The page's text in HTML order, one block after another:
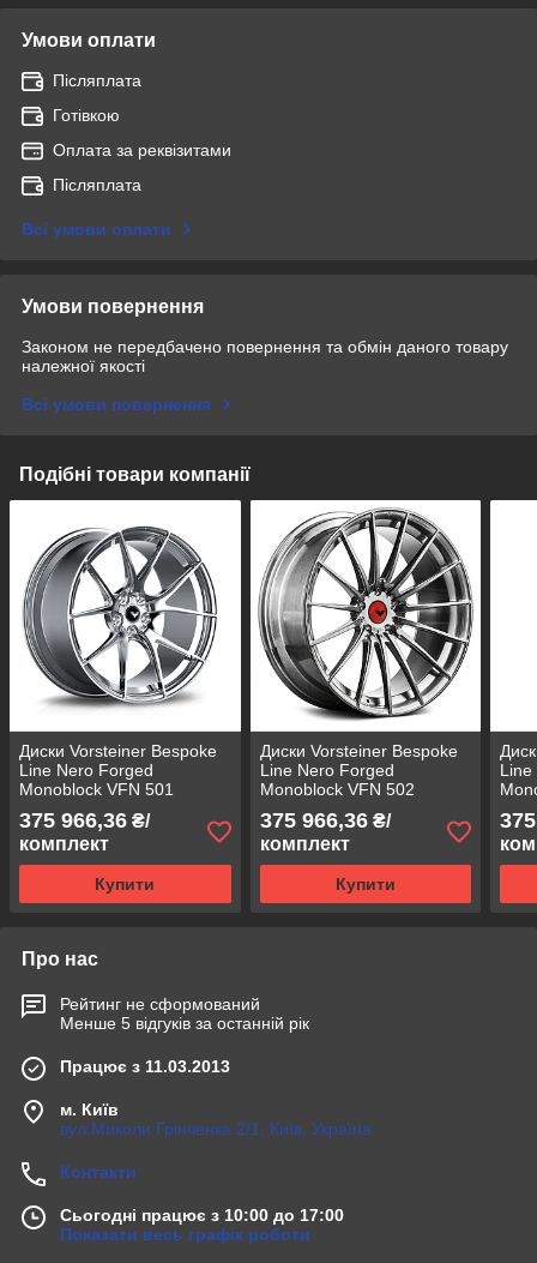
Умови оплати
Післяплата
Готівкою
Оплата за реквізитами
Післяплата
Всі умови оплати
Умови повернення
Законом не передбачено повернення та обмін даного товару
належної якості
Всі умови повернення
Подібні товари компанії
Диски Vorsteiner Bespoke
Line Nero Forged
Monoblock VFN 501
параметры 9.5J x 22''
375 966,36 ₴/
комплект
Купити
Диски Vorsteiner Bespoke
Line Nero Forged
Monoblock VFN 502
параметры 9.5J x 22''
375 966,36₴/
комплект
Купити
Line
Про нас
Рейтинг не сформований
Менше 5 відгуків за останній рік
Працює з 11.03.2013
м. Київ
вул.Миколи Грінченка 2/1, Київ, Україна
Контакти
Сьогодні працює з 10:00 до 17:00
Показати весь графік роботи